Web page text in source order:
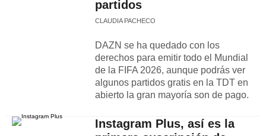
partidos
CLAUDIA PACHECO
DAZN se ha quedado con los
derechos para emitir todo el Mundial
de la FIFA 2026, aunque podrás ver
algunos partidos gratis en la TDT en
abierto la gran mayoría son de pago.
Instagram Plus, así es la